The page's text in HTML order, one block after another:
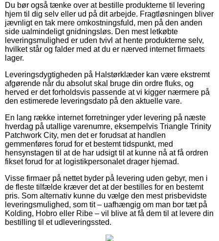
Du bør også tænke over at bestille produkterne til levering
hjem til dig selv eller ud på dit arbejde. Fragtløsningen bliver
jævnligt en tak mere omkostningsfuld, men på den anden
side ualmindeligt gnidningsløs. Den mest letkøbte
leveringsmulighed er uden tvivl at hente produkterne selv,
hvilket står og falder med at du er nærved internet firmaets
lager.
Leveringsdygtigheden på Halstørklæder kan være ekstremt
afgørende når du absolut skal bruge din ordre fluks, og
herved er det forholdsvis passende at vi kigger nærmere på
den estimerede leveringsdato på den aktuelle vare.
En lang række internet forretninger yder levering på næste
hverdag på utallige varenumre, eksempelvis Triangle Trinity
Patchwork City, men det er forudsat at handlen
gemmenføres forud for et bestemt tidspunkt, med
hensynstagen til at de har udsigt til at kunne nå at få ordren
fikset forud for at logistikpersonalet drager hjemad.
Visse firmaer på nettet byder på levering uden gebyr, men i
de fleste tilfælde kræver det at der bestilles for en bestemt
pris. Som alternativ kunne du vælge den mest prisbevidste
leveringsmulighed, som tit – uafhængig om man bor tæt på
Kolding, Hobro eller Ribe – vil blive at få dem til at levere din
bestilling til et udleveringssted.